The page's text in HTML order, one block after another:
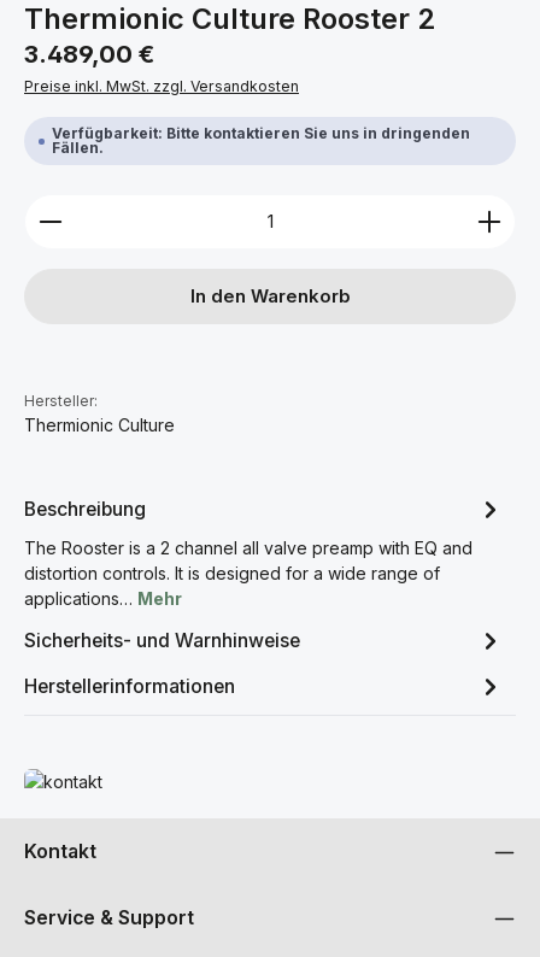
Thermionic Culture Rooster 2
Regulärer Preis:
3.489,00 €
Preise inkl. MwSt. zzgl. Versandkosten
Verfügbarkeit: Bitte kontaktieren Sie uns in dringenden
Fällen.
Produkt Anzahl: Gib den gewünschten Wert ein
In den Warenkorb
Hersteller:
Thermionic Culture
Beschreibung
The Rooster is a 2 channel all valve preamp with EQ and
distortion controls. It is designed for a wide range of
applications… Mehr
Sicherheits- und Warnhinweise
Herstellerinformationen
Mehr erfahren
Kontakt
Service & Support